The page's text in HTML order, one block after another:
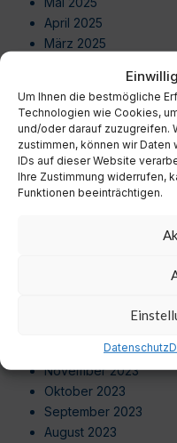
Um Ihnen die bestmögliche
Technologien wie Cookies,
und/oder darauf zuzugreifen.
zustimmen, können wir
IDs auf dieser Website
Ihre Zustimmung widerrufen,
Funktionen beeinträchtigen.
Datenschutz
April 2025
März 2025
Dezember 2024
November 2024
Oktober 2024
September 2024
August 2024
Dezember 2023
November 2023
Oktober 2023
September 2023
August 2023